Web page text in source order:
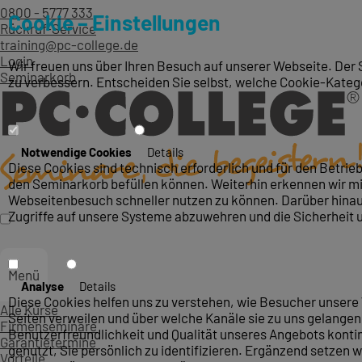
0800 - 5777 333
Rückruf-Service
training@pc-college.de
Login
Seminarkorb
Menü
Alle Kurse
Firmenseminare
Garantietermine
Vorteile
Cookie – Einstellungen
Wir freuen uns über Ihren Besuch auf unserer Webseite.
zu verbessern. Entscheiden Sie selbst, welche Cookie-
Notwendige Cookies Details
Diese Cookies sind technisch erforderlich und für den
den Seminarkorb befüllen können. Weiterhin erkennen wir
Webseitenbesuch schneller nutzen zu können. Darüber
Zugriffe auf unsere Systeme abzuwehren und die Sicherheit
Analyse Details
Diese Cookies helfen uns zu verstehen, wie Besucher
Seiten verweilen und über welche Kanäle sie zu uns
Benutzerfreundlichkeit und Qualität unseres Angebots
genutzt, Sie persönlich zu identifizieren. Ergänzend